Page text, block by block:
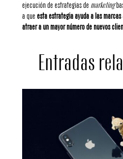
ejecución de estrategias de marketing
a que esta estrategia ayuda a las marcas
atraer a un mayor número de nuevos
Entradas